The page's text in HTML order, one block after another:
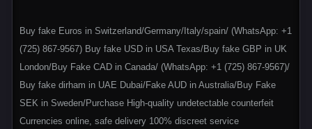
Buy fake Euros in Switzerland/Germany/Italy/spain/ (WhatsApp: +1
(725) 867-9567) Buy fake USD in USA Texas/Buy fake GBP in UK
London/Buy Fake CAD in Canada/ (WhatsApp: +1 (725) 867-9567)/
Buy fake dirham in UAE Dubai/Fake AUD in Australia/Buy Fake
SEK in Sweden/Purchase High-quality undetectable counterfeit
Currencies online, safe delivery 100% discreet service